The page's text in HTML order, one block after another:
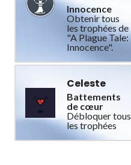
Innocence
Obtenir tous
les trophées de
"A Plague Tale:
Innocence".
Celeste
Battements
de cœur
Débloquer tous
les trophées